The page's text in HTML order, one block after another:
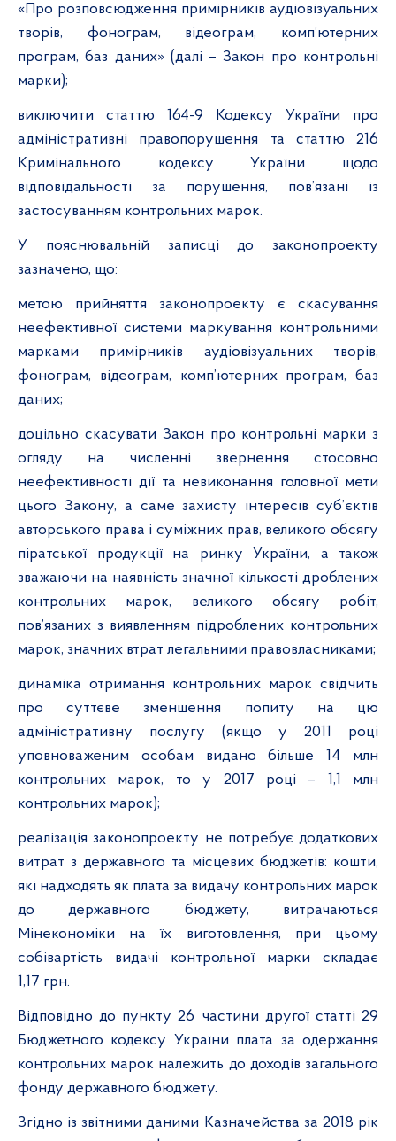
«Про розповсюдження примірників аудіовізуальних
творів, фонограм, відеограм, комп’ютерних
програм, баз даних» (далі – Закон про контрольні
марки);
виключити статтю 164-9 Кодексу України про
адміністративні правопорушення та статтю 216
Кримінального кодексу України щодо
відповідальності за порушення, пов’язані із
застосуванням контрольних марок.
У пояснювальній записці до законопроекту
зазначено, що:
метою прийняття законопроекту є скасування
неефективної системи маркування контрольними
марками примірників аудіовізуальних творів,
фонограм, відеограм, комп’ютерних програм, баз
даних;
доцільно скасувати Закон про контрольні марки з
огляду на численні звернення стосовно
неефективності дії та невиконання головної мети
цього Закону, а саме захисту інтересів суб’єктів
авторського права і суміжних прав, великого обсягу
піратської продукції на ринку України, а також
зважаючи на наявність значної кількості дроблених
контрольних марок, великого обсягу робіт,
пов’язаних з виявленням підроблених контрольних
марок, значних втрат легальними правовласниками;
динаміка отримання контрольних марок свідчить
про суттєве зменшення попиту на цю
адміністративну послугу (якщо у 2011 році
уповноваженим особам видано більше 14 млн
контрольних марок, то у 2017 році – 1,1 млн
контрольних марок);
реалізація законопроекту не потребує додаткових
витрат з державного та місцевих бюджетів: кошти,
які надходять як плата за видачу контрольних марок
до державного бюджету, витрачаються
Мінекономіки на їх виготовлення, при цьому
собівартість видачі контрольної марки складає
1,17 грн.
Відповідно до пункту 26 частини другої статті 29
Бюджетного кодексу України плата за одержання
контрольних марок належить до доходів загального
фонду державного бюджету.
Згідно із звітними даними Казначейства за 2018 рік